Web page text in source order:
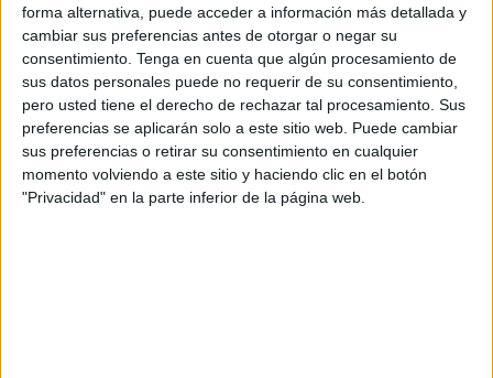
forma alternativa, puede acceder a información más detallada y
cambiar sus preferencias antes de otorgar o negar su
consentimiento. Tenga en cuenta que algún procesamiento de
sus datos personales puede no requerir de su consentimiento,
pero usted tiene el derecho de rechazar tal procesamiento. Sus
preferencias se aplicarán solo a este sitio web. Puede cambiar
sus preferencias o retirar su consentimiento en cualquier
momento volviendo a este sitio y haciendo clic en el botón
"Privacidad" en la parte inferior de la página web.
un recorrido, que, como es habitual, constará de seis
etapas, seis jornadas de puro desierto sobre escenarios
que recoge la esencia de aquella primera edición de 2006,
pero con novedades y tramos inéditos.
En el acto de presentación se dieron a conocer las
acciones que tendrán lugar con motivo del aniversario de
la prueba: fiestas especiales, guiños al pasado y proyectos